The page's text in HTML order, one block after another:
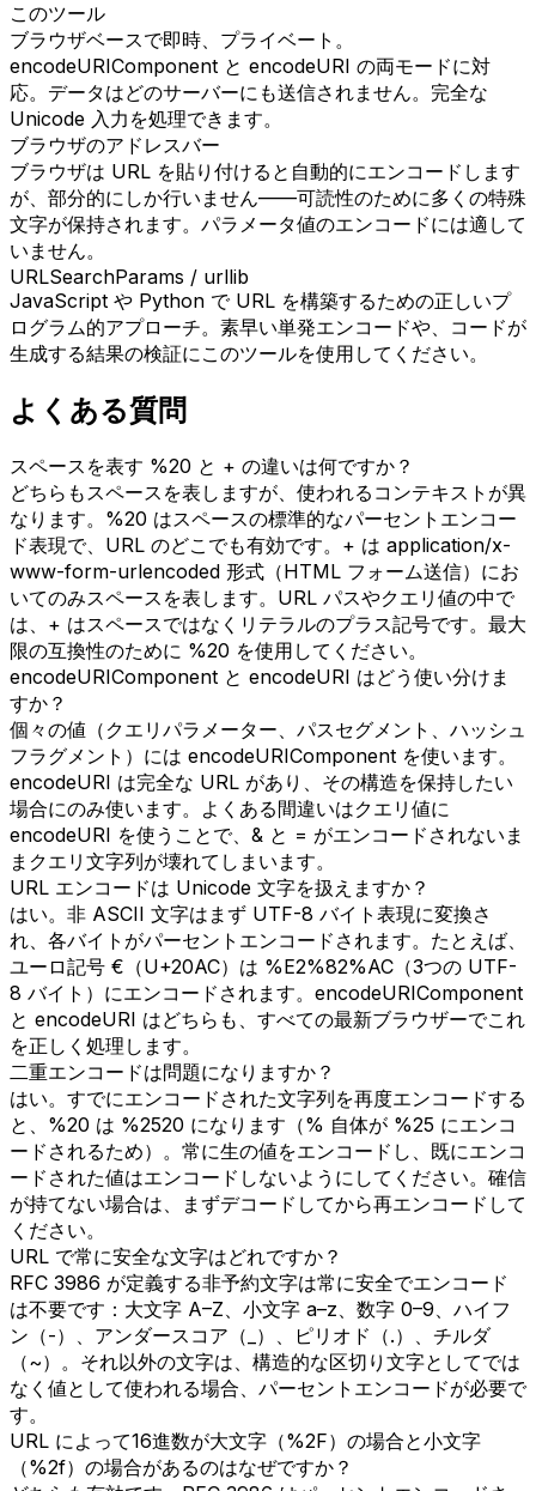
このツール
ブラウザベースで即時、プライベート。
encodeURIComponent と encodeURI の両モードに対
応。データはどのサーバーにも送信されません。完全な
Unicode 入力を処理できます。
ブラウザのアドレスバー
ブラウザは URL を貼り付けると自動的にエンコードします
が、部分的にしか行いません——可読性のために多くの特殊
文字が保持されます。パラメータ値のエンコードには適して
いません。
URLSearchParams / urllib
JavaScript や Python で URL を構築するための正しいプ
ログラム的アプローチ。素早い単発エンコードや、コードが
生成する結果の検証にこのツールを使用してください。
よくある質問
スペースを表す %20 と + の違いは何ですか？
どちらもスペースを表しますが、使われるコンテキストが異
なります。%20 はスペースの標準的なパーセントエンコー
ド表現で、URL のどこでも有効です。+ は application/x-
www-form-urlencoded 形式（HTML フォーム送信）にお
いてのみスペースを表します。URL パスやクエリ値の中で
は、+ はスペースではなくリテラルのプラス記号です。最大
限の互換性のために %20 を使用してください。
encodeURIComponent と encodeURI はどう使い分けま
すか？
個々の値（クエリパラメーター、パスセグメント、ハッシュ
フラグメント）には encodeURIComponent を使います。
encodeURI は完全な URL があり、その構造を保持したい
場合にのみ使います。よくある間違いはクエリ値に
encodeURI を使うことで、& と = がエンコードされないま
まクエリ文字列が壊れてしまいます。
URL エンコードは Unicode 文字を扱えますか？
はい。非 ASCII 文字はまず UTF-8 バイト表現に変換さ
れ、各バイトがパーセントエンコードされます。たとえば、
ユーロ記号 €（U+20AC）は %E2%82%AC（3つの UTF-
8 バイト）にエンコードされます。encodeURIComponent
と encodeURI はどちらも、すべての最新ブラウザーでこれ
を正しく処理します。
二重エンコードは問題になりますか？
はい。すでにエンコードされた文字列を再度エンコードする
と、%20 は %2520 になります（% 自体が %25 にエンコ
ードされるため）。常に生の値をエンコードし、既にエンコ
ードされた値はエンコードしないようにしてください。確信
が持てない場合は、まずデコードしてから再エンコードして
ください。
URL で常に安全な文字はどれですか？
RFC 3986 が定義する非予約文字は常に安全でエンコード
は不要です：大文字 A–Z、小文字 a–z、数字 0–9、ハイフ
ン（-）、アンダースコア（_）、ピリオド（.）、チルダ
（~）。それ以外の文字は、構造的な区切り文字としてでは
なく値として使われる場合、パーセントエンコードが必要で
す。
URL によって16進数が大文字（%2F）の場合と小文字
（%2f）の場合があるのはなぜですか？